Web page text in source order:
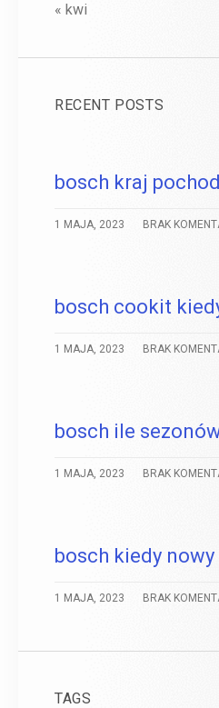
« kwi
RECENT POSTS
bosch kraj
1 MAJA, 2023 BRAK
bosch cookit
1 MAJA, 2023 BRAK
bosch ile
1 MAJA, 2023 BRAK
bosch kiedy nowy
1 MAJA, 2023 BRAK
TAGS